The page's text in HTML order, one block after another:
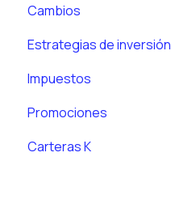
Cambios
Estrategias de inversión
Impuestos
Promociones
Carteras K